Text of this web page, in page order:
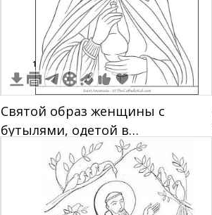
1
Святой образ женщины с
бутылями, одетой в
традиционные одежды и с
ореолом над головой